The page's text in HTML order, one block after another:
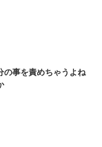
の事を責めちゃうよね